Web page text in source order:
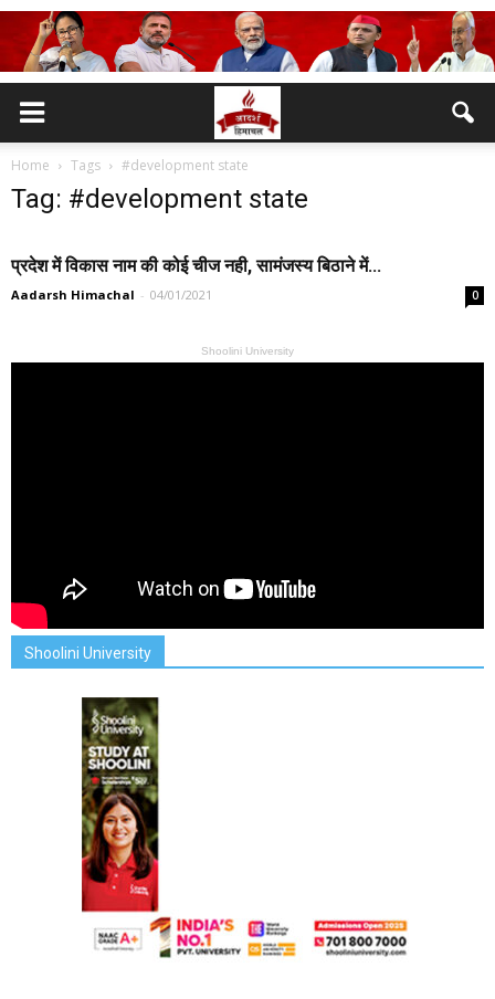
Home Tags #development state
Tag: #development state
प्रदेश में विकास नाम की कोई चीज नही, सामंजस्य बिठाने में...
Aadarsh Himachal - 04/01/2021 0
Shoolini University
Shoolini University